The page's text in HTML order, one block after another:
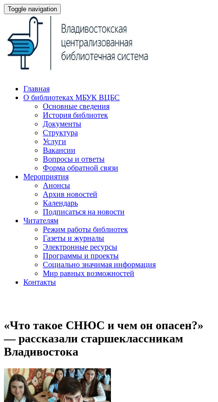
Toggle navigation
Главная
О библиотеках МБУК ВЦБС
Основные сведения
История библиотек
Документы
Структура
Услуги
Вакансии
Вопросы и ответы
Форма обратной связи
Мероприятия
Анонсы
Архив новостей
Календарь
Подписаться на новости
Читателям
Режим работы библиотек
Газеты и журналы
Электронные ресурсы
Программы и проекты
Социально значимая информация
Мир равных возможностей
Контакты
«Что такое СНЮС и чем он опасен?»
— рассказали старшеклассникам
Владивостока